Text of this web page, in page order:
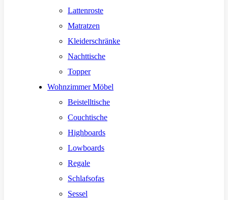
Lattenroste
Matratzen
Kleiderschränke
Nachttische
Topper
Wohnzimmer Möbel
Beistelltische
Couchtische
Highboards
Lowboards
Regale
Schlafsofas
Sessel